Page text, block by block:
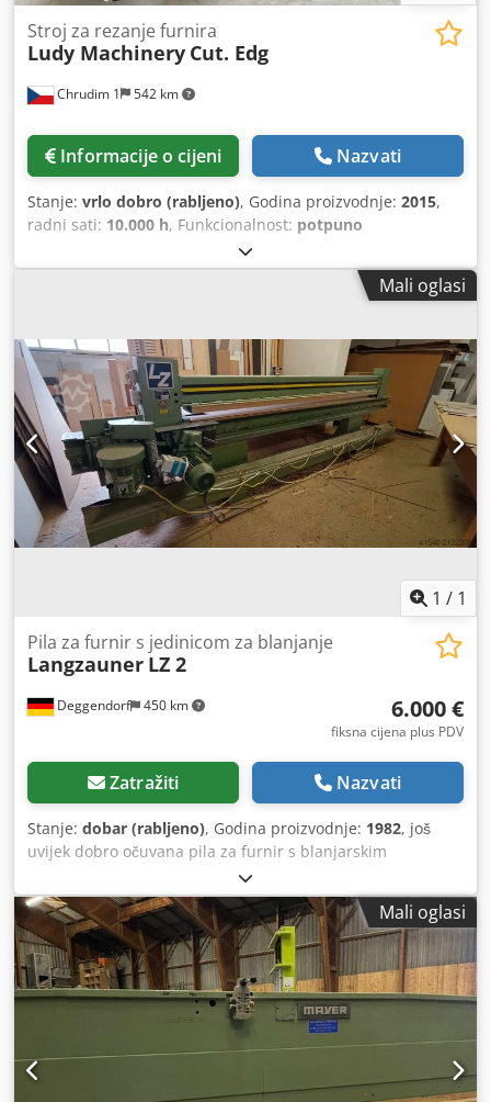
Chrudim 1 542 km
Stroj za rezanje furnira
Ludy Machinery Cut. Edg
Informacije o cijeni Nazvati
Stanje: vrlo dobro (rabljeno), Godina proizvodnje: 2015,
radni sati: 10.000 h, Funkcionalnost: potpuno
, broj stroja/vozila:
rezanje furnira i izradu furnir traka. Pogodan za precizno
rezanje furnira na trake i pripremu rubova za proizvodnju
prikladan za proizvodni pogon. Djdszg Dpaopfx Anzokr
Mali oglasi
1 / 1
Deggendorf 450 km
Pila za furnir s jedinicom za blanjanje
Langzauner LZ 2
6.000 €
fiksna cijena plus PDV
Zatražiti Nazvati
Stanje: dobar (rabljeno), Godina proizvodnje: 1982, još
uvijek dobro očuvana pila za furnir s blanjarskim
agregatom Djdpfx Ansyizztozokr maks. duljina rezanja
3050 mm nema stražnjeg graničnika
Mali oglasi